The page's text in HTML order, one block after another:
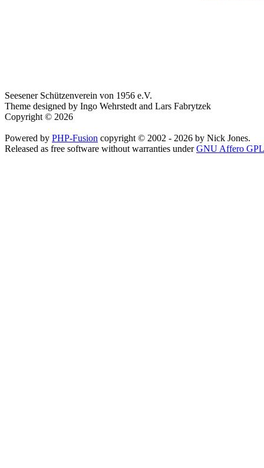
Seesener Schützenverein von 1956 e.V.
Theme designed by Ingo Wehrstedt and Lars Fabrytzek
Copyright © 2026
Powered by PHP-Fusion copyright © 2002 - 2026 by Nick Jones.
Released as free software without warranties underGNU Affero GPL